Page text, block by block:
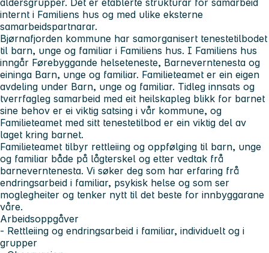
internt i Familiens hus og med ulike eksterne
samarbeidspartnarar.
Bjørnafjorden kommune har samorganisert tenestetilbodet
til barn, unge og familiar i Familiens hus. I Familiens hus
inngår Førebyggande helseteneste, Barneverntenesta og
eininga Barn, unge og familiar. Familieteamet er ein eigen
avdeling under Barn, unge og familiar. Tidleg innsats og
tverrfagleg samarbeid med eit heilskapleg blikk for barnet
sine behov er ei viktig satsing i vår kommune, og
Familieteamet med sitt tenestetilbod er ein viktig del av
laget kring barnet.
Familieteamet tilbyr rettleiing og oppfølging til barn, unge
og familiar både på lågterskel og etter vedtak frå
barneverntenesta. Vi søker deg som har erfaring frå
endringsarbeid i familiar, psykisk helse og som ser
moglegheiter og tenker nytt til det beste for innbyggarane
våre.
Arbeidsoppgåver
- Rettleiing og endringsarbeid i familiar, individuelt og i
grupper